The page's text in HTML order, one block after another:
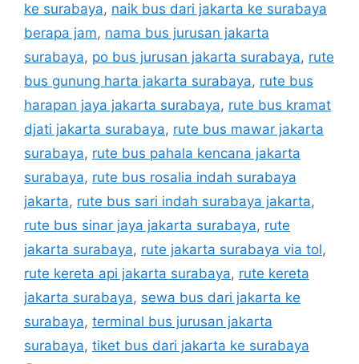
ke surabaya, naik bus dari jakarta ke surabaya
berapa jam, nama bus jurusan jakarta
surabaya, po bus jurusan jakarta surabaya, rute
bus gunung harta jakarta surabaya, rute bus
harapan jaya jakarta surabaya, rute bus kramat
djati jakarta surabaya, rute bus mawar jakarta
surabaya, rute bus pahala kencana jakarta
surabaya, rute bus rosalia indah surabaya
jakarta, rute bus sari indah surabaya jakarta,
rute bus sinar jaya jakarta surabaya, rute
jakarta surabaya, rute jakarta surabaya via tol,
rute kereta api jakarta surabaya, rute kereta
jakarta surabaya, sewa bus dari jakarta ke
surabaya, terminal bus jurusan jakarta
surabaya, tiket bus dari jakarta ke surabaya